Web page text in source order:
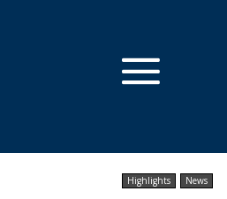
Highlights News